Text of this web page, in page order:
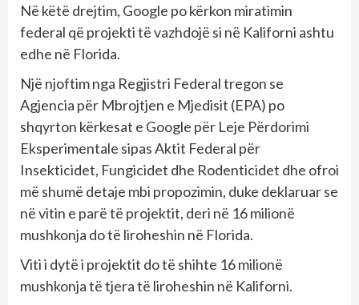
Në këtë drejtim, Google po kërkon miratimin
federal që projekti të vazhdojë si në Kaliforni ashtu
edhe në Florida.
Një njoftim nga Regjistri Federal tregon se
Agjencia për Mbrojtjen e Mjedisit (EPA) po
shqyrton kërkesat e Google për Leje Përdorimi
Eksperimentale sipas Aktit Federal për
Insekticidet, Fungicidet dhe Rodenticidet dhe ofroi
më shumë detaje mbi propozimin, duke deklaruar se
në vitin e parë të projektit, deri në 16 milionë
mushkonja do të liroheshin në Florida.
Viti i dytë i projektit do të shihte 16 milionë
mushkonja të tjera të liroheshin në Kaliforni.